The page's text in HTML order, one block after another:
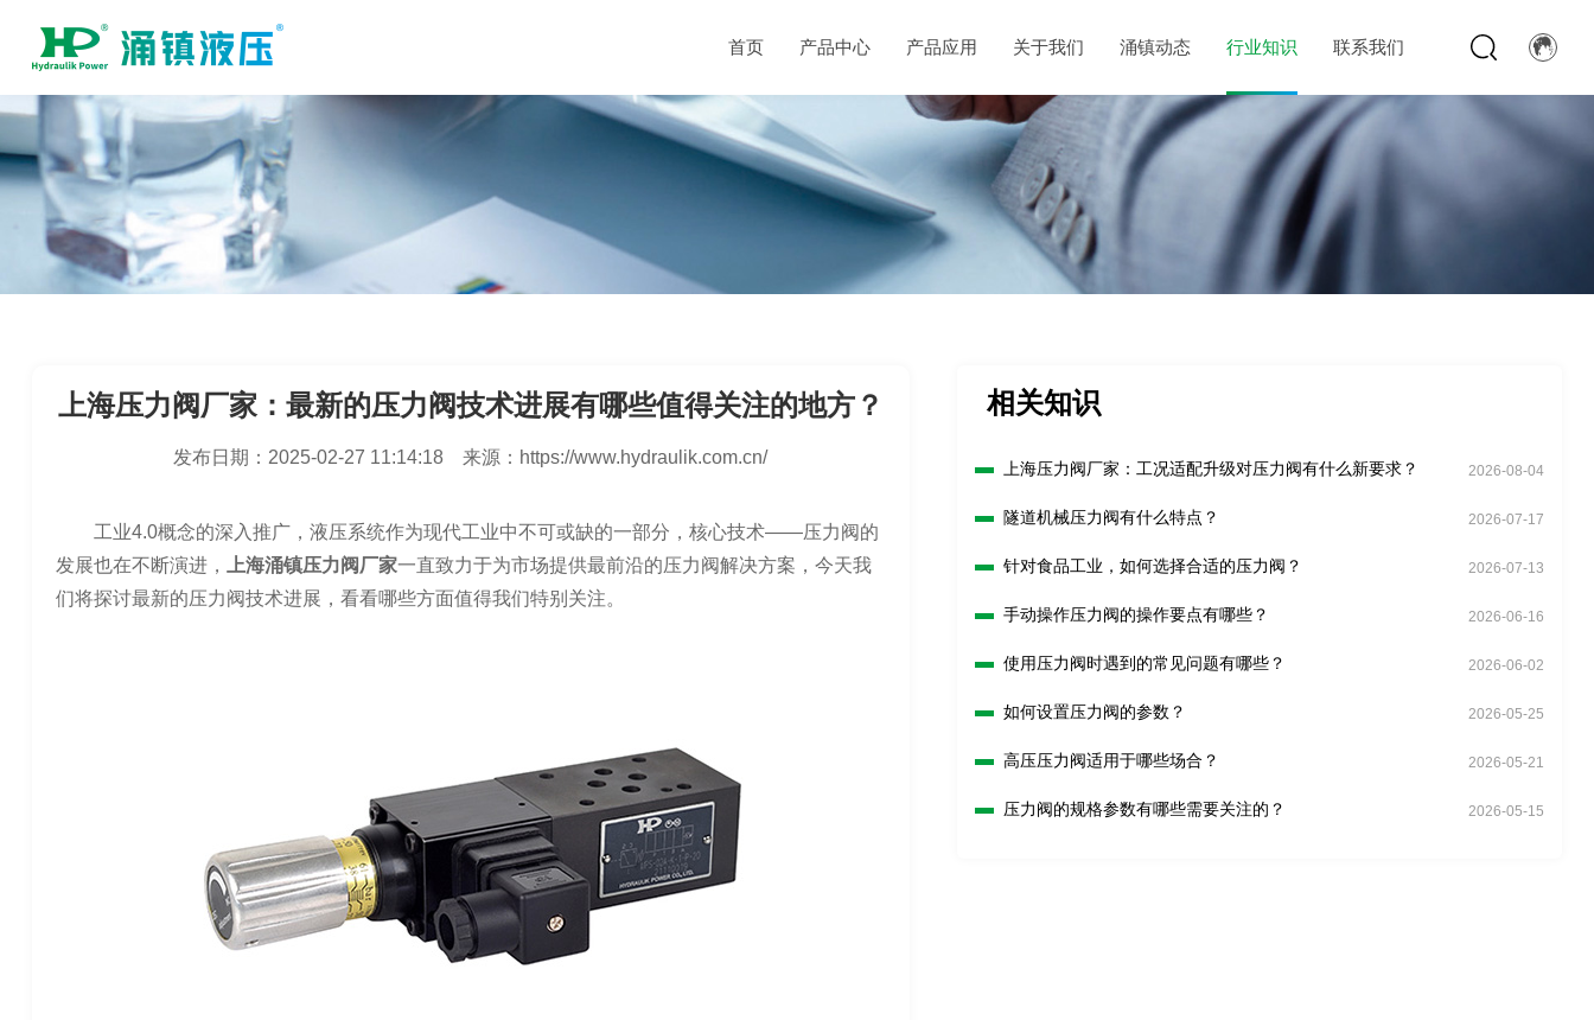
首页 产品中心 产品应用 关于我们 涌镇动态 行业知识 联系我们
上海压力阀厂家：最新的压力阀技术进展有哪些值得关注的地方？
发布日期： 2025-02-27 11:14:18 来源： https://www.hydraulik.com.cn/
工业4.0概念的深入推广，液压系统作为现代工业中不可或缺的一部分，核心技术——压力阀的
发展也在不断演进，
上海涌镇压力阀厂家一直致力于为市场提供最前沿的压力阀解决方案，今天我
们将探讨最新的压力阀技术进展，看看哪些方面值得我们特别关注。
相关知识
上海压力阀厂家：工况适配升级对压力阀有什么新要求？ 2026-08-04
隧道机械压力阀有什么特点？ 2026-07-17
针对食品工业，如何选择合适的压力阀？ 2026-07-13
手动操作压力阀的操作要点有哪些？ 2026-06-16
使用压力阀时遇到的常见问题有哪些？ 2026-06-02
如何设置压力阀的参数？ 2026-05-25
高压压力阀适用于哪些场合？ 2026-05-21
压力阀的规格参数有哪些需要关注的？ 2026-05-15